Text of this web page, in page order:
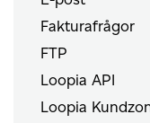
Fakturafrågor
FTP
Loopia API
Loopia